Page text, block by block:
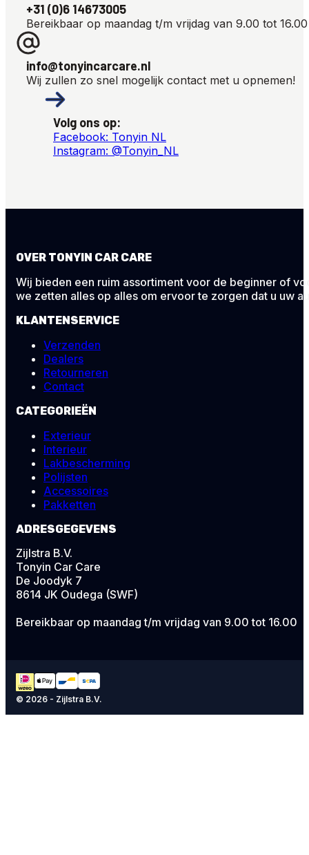
+31 (0)6 14673005
Bereikbaar op maandag t/m vrijdag van 9.00 tot
info@tonyincarcare.nl
Wij zullen zo snel mogelijk contact met u opnemen!
Volg ons op:
Facebook: Tonyin NL
Instagram: @Tonyin_NL
OVER TONYIN CAR CARE
Wij bieden een ruim assortiment voor de beginner of
we zetten alles op alles om ervoor te zorgen dat u uw
KLANTENSERVICE
Verzenden
Dealers
Retourneren
Contact
CATEGORIEËN
Exterieur
Interieur
Lakbescherming
Polijsten
Accessoires
Pakketten
ADRESGEGEVENS
Zijlstra B.V.
Tonyin Car Care
De Joodyk 7
8614 JK Oudega (SWF)
Bereikbaar op maandag t/m vrijdag van 9.00 tot 16.00
© 2026 - Zijlstra B.V.